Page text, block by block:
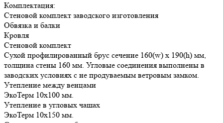
Комплектация:
Стеновой комплект заводского изготовления
Обвязка и балки
Кровля
Стеновой комплект
Сухой профилированный брус сечение 160(w) x 190(h) мм,
толщина стены 160 мм. Угловые соединения выполнены в
заводских условиях с не продуваемым ветровым замком.
Утепление между венцами
ЭкоТерм 10х100 мм.
Утепление в угловых чашах
ЭкоТерм 10х150 мм.